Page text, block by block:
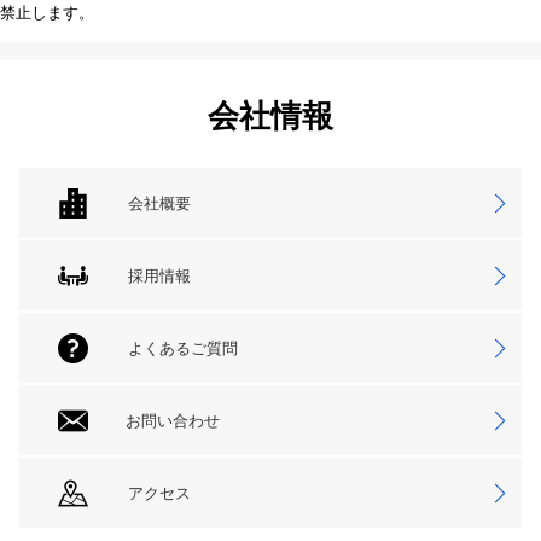
禁止します。
会社情報
会社概要
採用情報
よくあるご質問
お問い合わせ
アクセス